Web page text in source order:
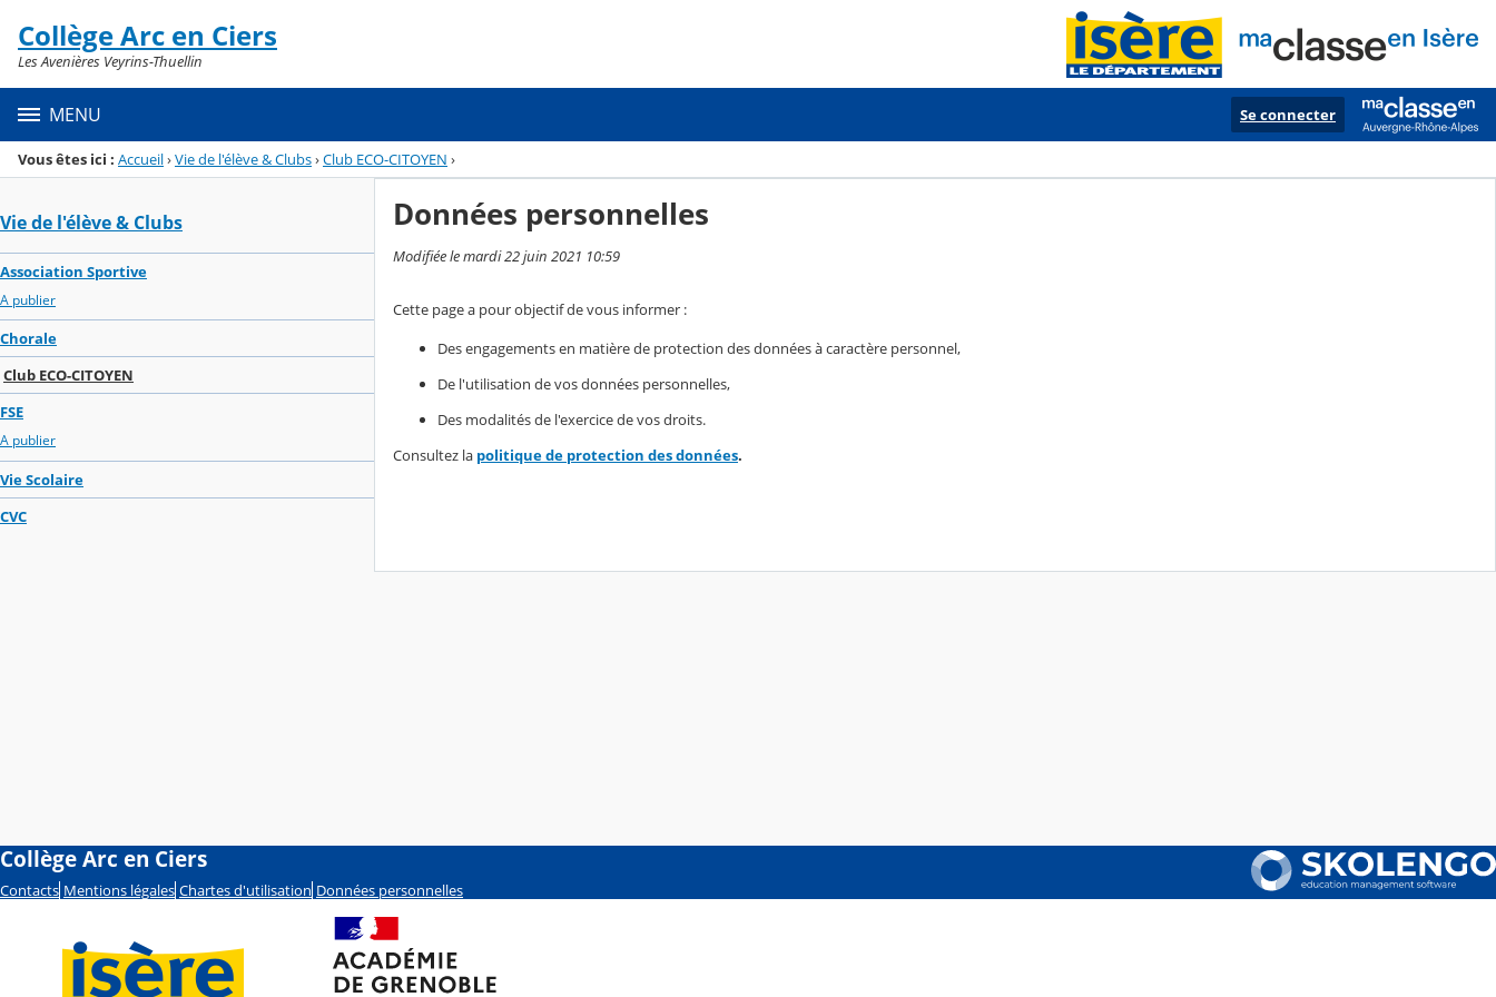
Menu de la rubrique
Contenu
Collège Arc en Ciers
Les Avenières Veyrins-Thuellin
MENU Se connecter
Vous êtes ici : Accueil›Vie de l'élève & Clubs›Club ECO-CITOYEN ›
Vie de l'élève & Clubs
Association Sportive
A publier
Chorale
Club ECO-CITOYEN
FSE
A publier
Vie Scolaire
CVC
Données personnelles
Modifiée le mardi 22 juin 2021 10:59
Cette page a pour objectif de vous informer :
Des engagements en matière de protection des données à caractère personnel,
De l'utilisation de vos données personnelles,
Des modalités de l'exercice de vos droits.
Consultez la politique de protection des données.
Collège Arc en Ciers
Contacts Mentions légales Chartes d'utilisation Données personnelles